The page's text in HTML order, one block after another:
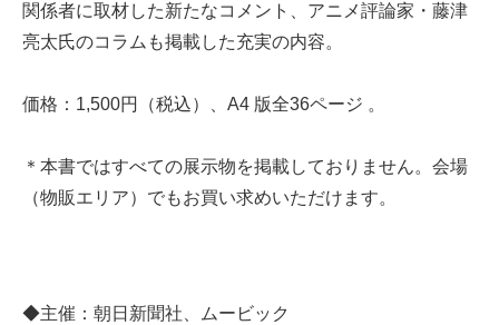
関係者に取材した新たなコメント、アニメ評論家・藤津
亮太氏のコラムも掲載した充実の内容。
価格：1,500円（税込）、A4 版全36ページ 。
＊本書ではすべての展示物を掲載しておりません。会場
（物販エリア）でもお買い求めいただけます。
◆主催：朝日新聞社、ムービック